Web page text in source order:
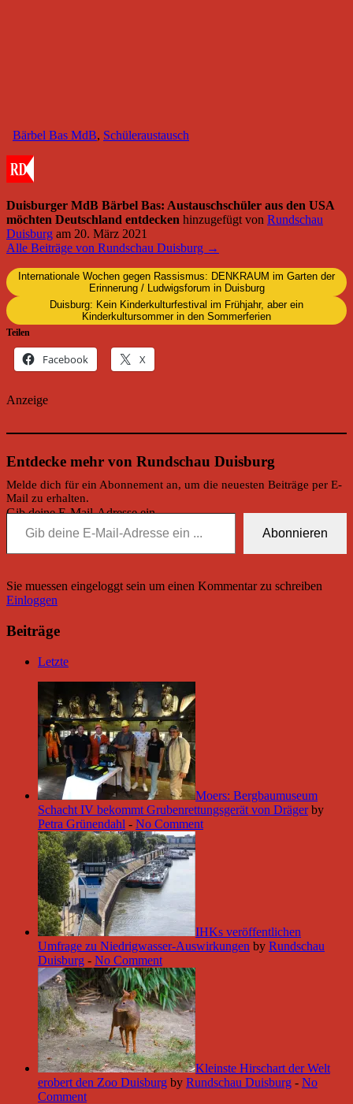
Bärbel Bas MdB, Schüleraustausch
Duisburger MdB Bärbel Bas: Austauschschüler aus den USA
möchten Deutschland entdecken hinzugefügt von Rundschau
Duisburg am 20. März 2021
Alle Beiträge von Rundschau Duisburg →
Internationale Wochen gegen Rassismus: DENKRAUM im Garten der
Erinnerung / Ludwigsforum in Duisburg
Duisburg: Kein Kinderkulturfestival im Frühjahr, aber ein
Kinderkultursommer in den Sommerferien
Teilen
Facebook X
Anzeige
Entdecke mehr von Rundschau Duisburg
Melde dich für ein Abonnement an, um die neuesten Beiträge per E-
Mail zu erhalten.
Gib deine E-Mail-Adresse ein ...
Abonnieren
Sie muessen eingeloggt sein um einen Kommentar zu schreiben
Einloggen
Beiträge
Letzte
Moers: Bergbaumuseum
Schacht IV bekommt Grubenrettungsgerät von Dräger by
Petra Grünendahl - No Comment
IHKs veröffentlichen
Umfrage zu Niedrigwasser-Auswirkungen by Rundschau
Duisburg - No Comment
Kleinste Hirschart der Welt
erobert den Zoo Duisburg by Rundschau Duisburg - No
Comment